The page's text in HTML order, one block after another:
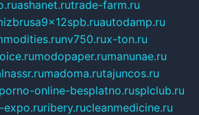
ashanet.rutrade-farm.ru
autodamp.ru
nv750.rux-ton.ru
modopaper.rumanunae.ru
madoma.rutajuncos.ru
porno-online-besplatno.rusplclub.ru
ribery.rucleanmedicine.ru